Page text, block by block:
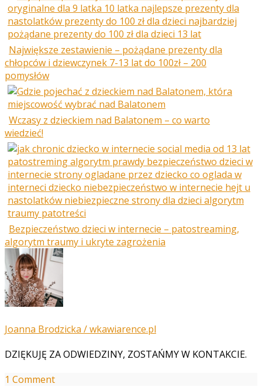
Największe zestawienie – pożądane prezenty dla
chłopców i dziewczynek 7-13 lat do 100zł – 200
pomysłów
Wczasy z dzieckiem nad Balatonem – co warto
wiedzieć!
Bezpieczeństwo dzieci w internecie – patostreaming,
algorytm traumy i ukryte zagrożenia
Joanna Brodzicka / wkawiarence.pl
DZIĘKUJĘ ZA ODWIEDZINY, ZOSTAŃMY W KONTAKCIE.
1 Comment